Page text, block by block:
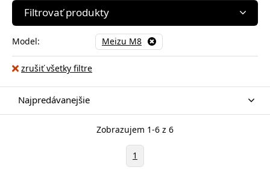
Filtrovať produkty
Model: Meizu M8
zrušiť všetky filtre
Najpredávanejšie
Zobrazujem 1-6 z 6
1